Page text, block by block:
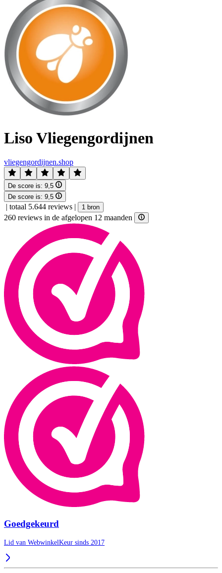
Liso Vliegengordijnen
vliegengordijnen.shop
De score is: 9,5
De score is: 9,5
| totaal 5.644 reviews | 1 bron
260 reviews in de afgelopen 12 maanden
Goedgekeurd
Lid van WebwinkelKeur sinds 2017